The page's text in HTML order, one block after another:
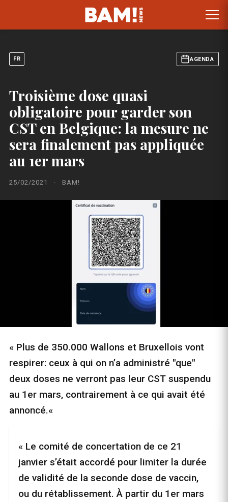
FR AGENDA
Troisième dose quasi
obligatoire pour garder son
CST en Belgique: la mesure ne
sera finalement pas appliquée
au 1er mars
25/02/2021 · BAM!
« Plus de 350.000 Wallons et Bruxellois vont
respirer: ceux à qui on n’a administré "que"
deux doses ne verront pas leur CST suspendu
au 1er mars, contrairement à ce qui avait été
annoncé.«
« Le comité de concertation de ce 21
janvier s’était accordé pour limiter la durée
de validité de la seconde dose de vaccin,
ou du rétablissement. À partir du 1er mars